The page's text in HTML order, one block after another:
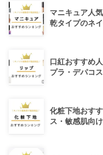
マニキュア人
乾タイプのネ
口紅おすすめ
プラ・デパコ
化粧下地おす
ス・敏感肌向